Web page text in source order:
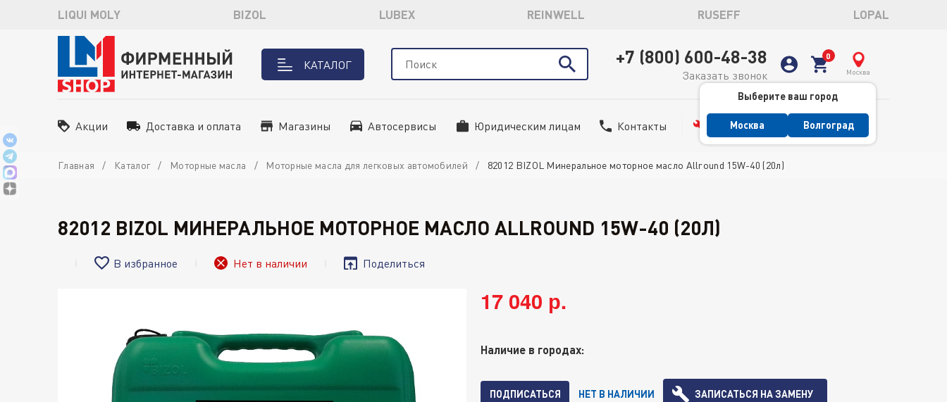
LIQUI MOLY BIZOL LUBEX REINWELL RUSEFF LOPAL
КАТАЛОГ +7 (800) 600-48-38
Заказать звонок Москва
Выберите ваш город
Москва Волгоград
Акции Доставка и оплата Магазины Автосервисы Юридическим лицам Контакты Сервис
Главная Каталог Моторные масла Моторные масла для легковых автомобилей 82012 BIZOL Минеральное моторное масло Allround 15W-40 (20л)
82012 BIZOL МИНЕРАЛЬНОЕ МОТОРНОЕ МАСЛО ALLROUND 15W-40 (20Л)
В избранное Нет в наличии Поделиться
17 040 р.
Наличие в городах:
ПОДПИСАТЬСЯ НЕТ В НАЛИЧИИ ЗАПИСАТЬСЯ НА ЗАМЕНУ